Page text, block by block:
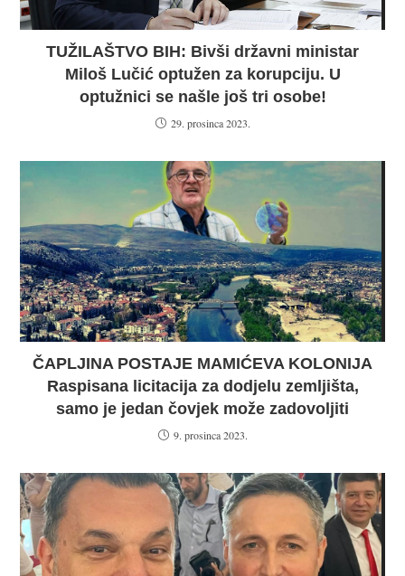
TUŽILAŠTVO BIH: Bivši državni ministar
Miloš Lučić optužen za korupciju. U
optužnici se našle još tri osobe!
29. prosinca 2023.
ČAPLJINA POSTAJE MAMIĆEVA KOLONIJA
Raspisana licitacija za dodjelu zemljišta,
samo je jedan čovjek može zadovoljiti
9. prosinca 2023.